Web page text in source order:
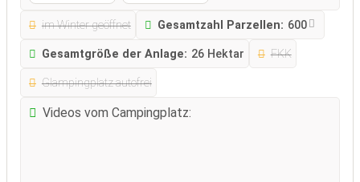
im Winter geöffnet Gesamtzahl Parzellen: 600
Gesamtgröße der Anlage: 26 Hektar FKK
Glampingplatz autofrei
Videos vom Campingplatz: